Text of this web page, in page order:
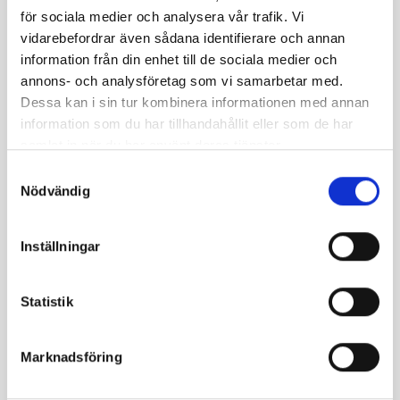
för sociala medier och analysera vår trafik. Vi
vidarebefordrar även sådana identifierare och annan
information från din enhet till de sociala medier och
annons- och analysföretag som vi samarbetar med.
Dessa kan i sin tur kombinera informationen med annan
information som du har tillhandahållit eller som de har
Nödvändig
Inställningar
Statistik
Marknadsföring
–
800,00kr
Välj
alternativ
150,00kr
–
600,00kr
Välj
alternativ
450,00
Välj
alternativ
190,00kr
–
760,00kr
Välj
alternativ
Nötter &
Frön
75,00kr
skal